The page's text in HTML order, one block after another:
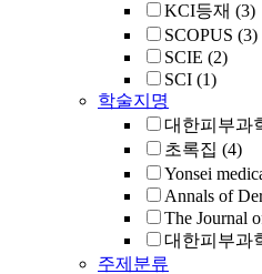
KCI등재 (3)
SCOPUS (3)
SCIE (2)
SCI (1)
학술지명
대한피부과
초록집 (4)
Yonsei
Annals of
The Journal
대한피부과
주제분류